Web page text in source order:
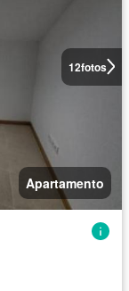
12fotos
Apartamento